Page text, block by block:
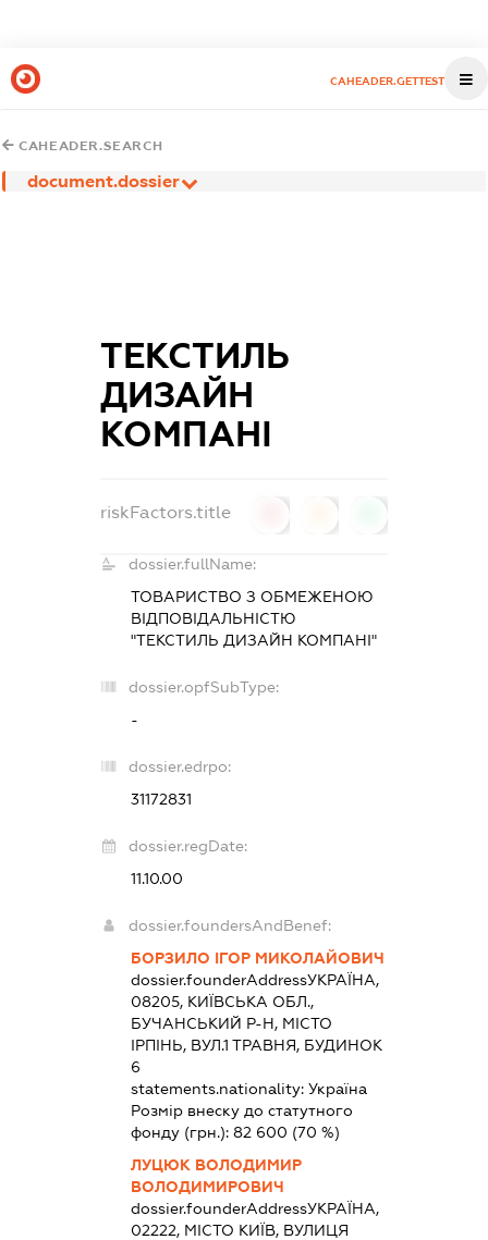
CAHEADER.GETTEST
CAHEADER.SEARCH
document.dossier
ТЕКСТИЛЬ
ДИЗАЙН
КОМПАНІ
riskFactors.title
dossier.fullName:
ТОВАРИСТВО З ОБМЕЖЕНОЮ
ВІДПОВІДАЛЬНІСТЮ
"ТЕКСТИЛЬ ДИЗАЙН КОМПАНІ"
dossier.opfSubType:
-
dossier.edrpo:
31172831
dossier.regDate:
11.10.00
dossier.foundersAndBenef:
БОРЗИЛО ІГОР МИКОЛАЙОВИЧ
dossier.founderAddressУКРАЇНА,
08205, КИЇВСЬКА ОБЛ.,
БУЧАНСЬКИЙ Р-Н, МІСТО
ІРПІНЬ, ВУЛ.1 ТРАВНЯ, БУДИНОК
6
statements.nationality: Україна
Розмір внеску до статутного
фонду (грн.): 82 600 (70 %)
ЛУЦЮК ВОЛОДИМИР
ВОЛОДИМИРОВИЧ
dossier.founderAddressУКРАЇНА,
02222, МІСТО КИЇВ, ВУЛИЦЯ